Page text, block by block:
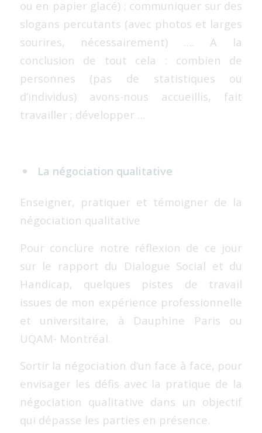
ou en papier glacé) ; communiquer sur des
slogans percutants (avec photos et larges
sourires, nécessairement) …. A la
conclusion de tout cela : combien de
personnes (pas de statistiques ou
d’individus) avons-nous accueillis, fait
travailler ; développer …
La négociation qualitative
Enseigner, pratiquer et témoigner de la
négociation qualitative
Pour conclure notre réflexion de ce jour
sur le rapport du Dialogue Social et du
Handicap, quelques pistes de travail
issues de mon expérience professionnelle
et universitaire, à Dauphine Paris ou
UQAM- Montréal.
Sortir la négociation d’un face à face, pour
envisager les défis avec la pratique de la
négociation qualitative dans un objectif
qui dépasse les parties en présence.